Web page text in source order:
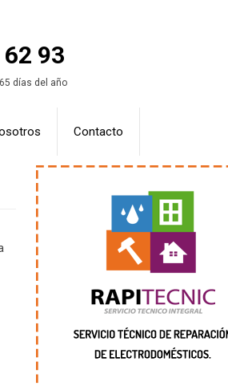
93
días del año
Contacto